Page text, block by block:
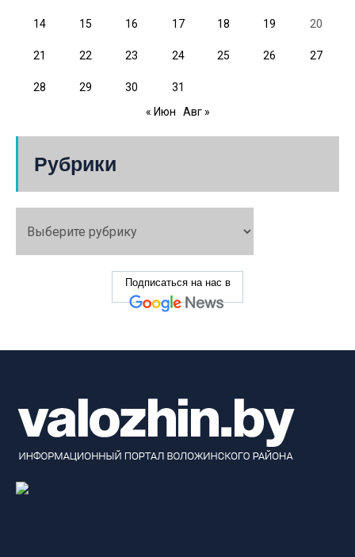
14 15 16 17 18 19 20
21 22 23 24 25 26 27
28 29 30
31
« Июн
Авг »
Рубрики
Подписаться на нас в